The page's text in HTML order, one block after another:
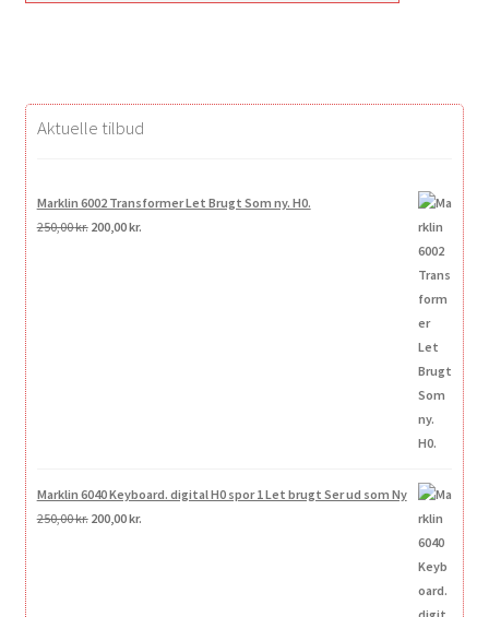
Aktuelle tilbud
Marklin 6002 Transformer Let Brugt Som ny. H0.
250,00kr. Den
200,00kr.Den
Marklin 6040 Keyboard. digital H0 spor 1 Let brugt Ser ud som Ny
250,00kr. Den
200,00kr.Den